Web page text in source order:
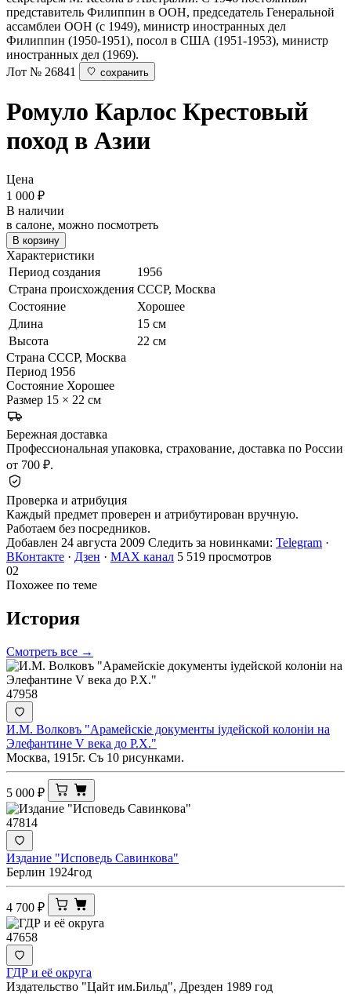
представитель Филиппин в ООН, председатель Генеральной
ассамблеи ООН (с 1949), министр иностранных дел
Филиппин (1950-1951), посол в США (1951-1953), министр
иностранных дел (1969).
Лот № 26841
сохранить
Ромуло Карлос Крестовый
поход в Азии
Цена
1 000 ₽
В наличии
в салоне, можно посмотреть
В корзину
Характеристики
Период создания
1956
Страна происхождения СССР, Москва
Состояние
Хорошее
Длина
15 см
Высота
22 см
Страна СССР, Москва
Период 1956
Состояние Хорошее
Размер 15 × 22 см
Бережная доставка
Профессиональная упаковка, страхование, доставка по России
от 700 ₽.
Проверка и атрибуция
Каждый предмет проверен и атрибутирован вручную.
Работаем без посредников.
Добавлен 24 августа 2009 Следить за новинками: Telegram ·
ВКонтакте · Дзен · MAX канал 5 519 просмотров
02
Похожее по теме
История
Смотреть все →
47958
И.М. Волковъ "Арамейскiе документы iудейской колонiи на
Элефантине V века до Р.Х."
Москва, 1915г. Съ 10 рисунками.
5 000 ₽
47814
Издание "Исповедь Савинкова"
Берлин 1924год
4 700 ₽
47658
ГДР и её округа
Издательство "Цайт им.Бильд", Дрезден 1989 год